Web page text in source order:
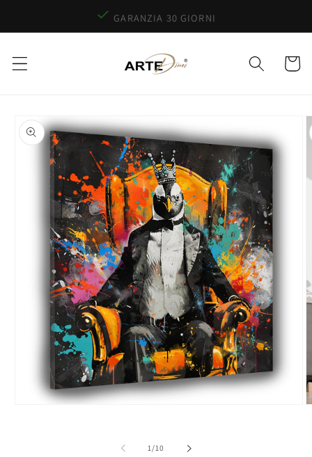
ai contenuti
QUALITÀ PREMIUM MADE IN GERMANY
Carrello
informazioni
sul prodotto
1/su
10